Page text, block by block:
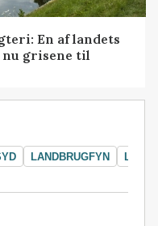
En af landets
grisene til
LANDBRUGFYN